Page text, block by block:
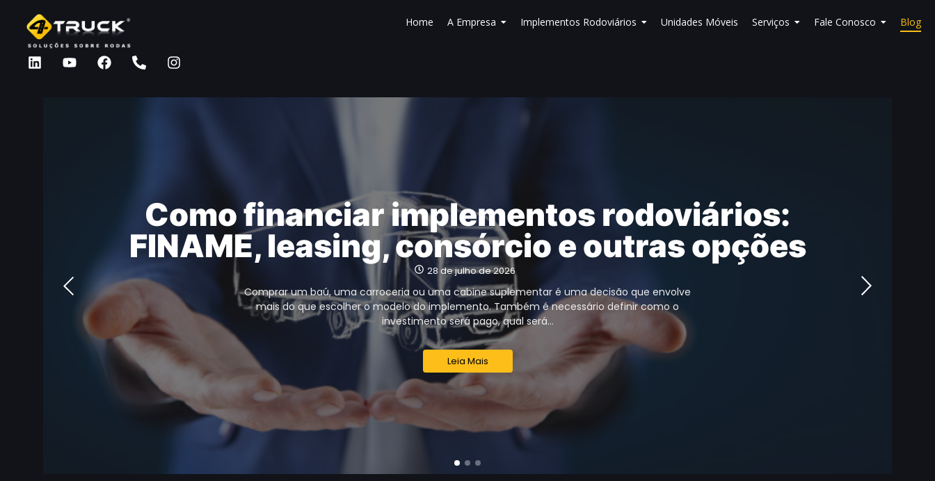
Home A Empresa Implementos Rodoviários Unidades Móveis Serviços Fale Conosco Blog
Como financiar implementos rodoviários:
FINAME, leasing, consórcio e outras opções
28 de julho de 2026
Comprar um baú, uma carroceria ou uma cabine suplementar é uma decisão que envolve
mais do que escolher o modelo do implemento. Também é necessário definir como o
investimento será pago, qual será…
Leia Mais